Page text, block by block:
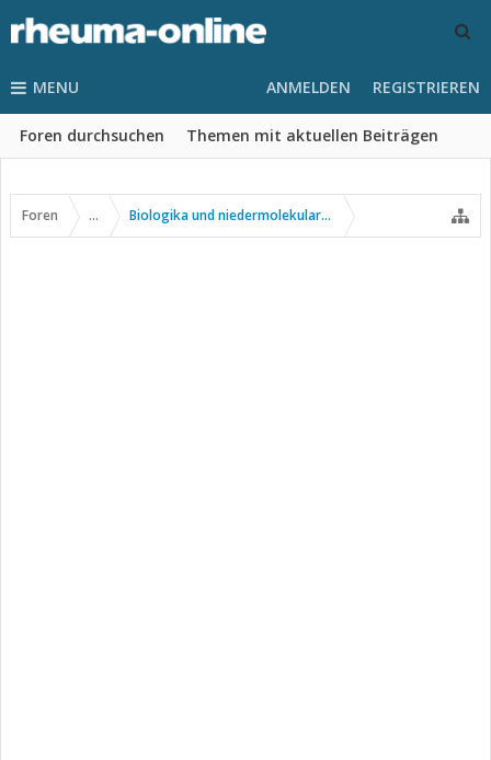
MENU
Foren durchsuchen Themen mit aktuellen Beiträgen
ANMELDEN REGISTRIEREN
Foren ... Biologika und niedermolekulare Wirkstoffe